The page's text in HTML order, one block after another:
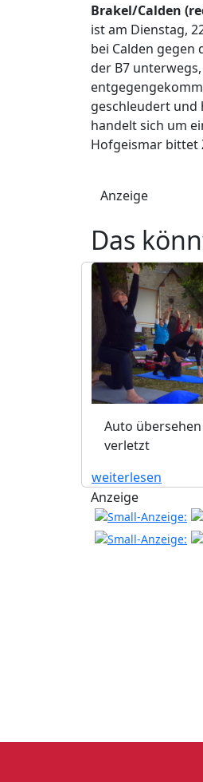
Brakel/Calden
ist am Dienstag,
bei Calden gegen
der B7
geschleudert und
handelt sich um
Hofgeismar bittet
Anzeige
Das
Auto
verletzt
weiterlesen
Anzeige